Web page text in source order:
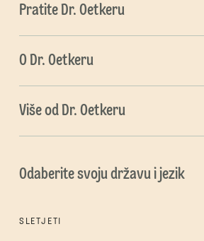
Pratite Dr. Oetkeru
O Dr. Oetkeru
Više od Dr. Oetkeru
Odaberite svoju državu i jezik
SLETJETI